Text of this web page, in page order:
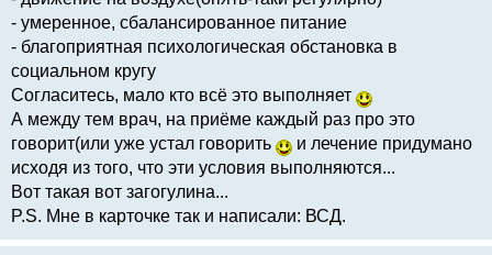
- умеренное, сбалансированное питание
- благоприятная психологическая обстановка в
социальном кругу
Согласитесь, мало кто всё это выполняет
А между тем врач, на приёме каждый раз про это
говорит(или уже устал говорить
и лечение придумано
исходя из того, что эти условия выполняются...
Вот такая вот загогулина...
P.S. Мне в карточке так и написали: ВСД.